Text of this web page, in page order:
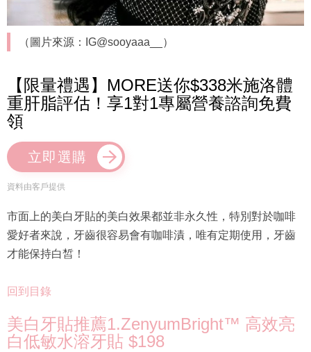
（圖片來源：IG@sooyaaa__）
【限量禮遇】MORE送你$338米施洛體
重肝脂評估！享1對1專屬營養諮詢免費
領
立即選購
資料由客戶提供
市面上的美白牙貼的美白效果都並非永久性，特別對於咖啡
愛好者來說，牙齒很容易會有咖啡漬，唯有定期使用，牙齒
才能保持白皙！
回到目錄
美白牙貼推薦1.ZenyumBright™ 高效亮
白低敏水溶牙貼 $198